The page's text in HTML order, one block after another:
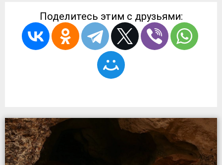
Поделитесь этим с друзьями: